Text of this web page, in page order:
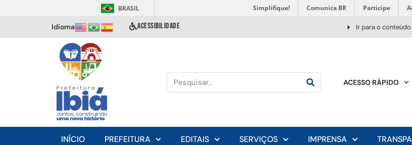
BRASIL Simplifique! Comunica BR Participe
Idioma ACESSIBILIDADE Ir para o conteúdo
ACESSO RÁPIDO
INÍCIO PREFEITURA EDITAIS SERVIÇOS IMPRENSA